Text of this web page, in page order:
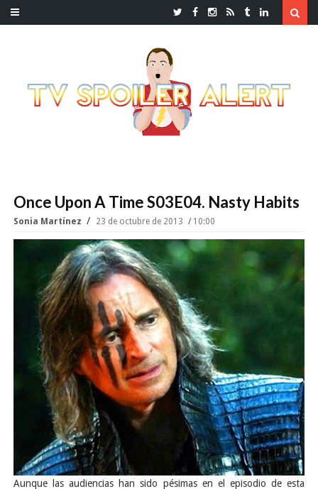
Once Upon A Time S03E04. Nasty Habits
Sonia Martínez 23 de octubre de 2013 10:00
Aunque las audiencias han sido pésimas en el episodio de esta